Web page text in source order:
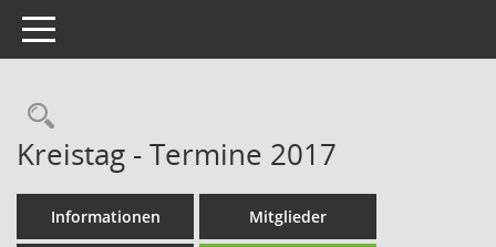
Toggle navigation
Rechercheauswahl
Kreistag - Termine 2017
Informationen Mitglieder